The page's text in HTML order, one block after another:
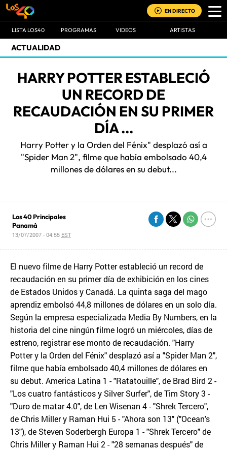
EN DIRECTO
LISTA LOS40 PROGRAMAS VIDEOS ARTISTAS
ACTUALIDAD
HARRY POTTER ESTABLECIÓ
UN RECORD DE
RECAUDACIÓN EN SU PRIMER
DÍA ...
Harry Potter y la Orden del Fénix" desplazó así a
"Spider Man 2", filme que había embolsado 40,4
millones de dólares en su debut...
Los 40 Principales
Panamá
13/07/2007 - 04:55 EST
El nuevo filme de Harry Potter estableció un record de
recaudación en su primer día de exhibición en los cines
de Estados Unidos y Canadá. La quinta saga del mago
aprendiz embolsó 44,8 millones de dólares en un solo día.
Según la empresa especializada Media By Numbers, en la
historia del cine ningún filme logró un miércoles, días de
estreno, registrar ese monto de recaudación. "Harry
Potter y la Orden del Fénix" desplazó así a "Spider Man 2",
filme que había embolsado 40,4 millones de dólares en
su debut. America Latina 1 - "Ratatouille", de Brad Bird 2 -
"Los cuatro fantásticos y Silver Surfer", de Tim Story 3 -
"Duro de matar 4.0", de Len Wisenan 4 - "Shrek Tercero",
de Chris Miller y Raman Hui 5 - "Ahora son 13" ("Ocean's
13"), de Steven Soderbergh Europa 1 - "Shrek Tercero" de
Chris Miller y Raman Hui 2 - "28 semanas después" de